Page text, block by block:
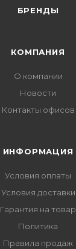
БРЕНДЫ
КОМПАНИЯ
О компании
Новости
Контакты офисов
ИНФОРМАЦИЯ
Условия оплаты
Условия доставки
Гарантия на товар
Политика
Правила продаж